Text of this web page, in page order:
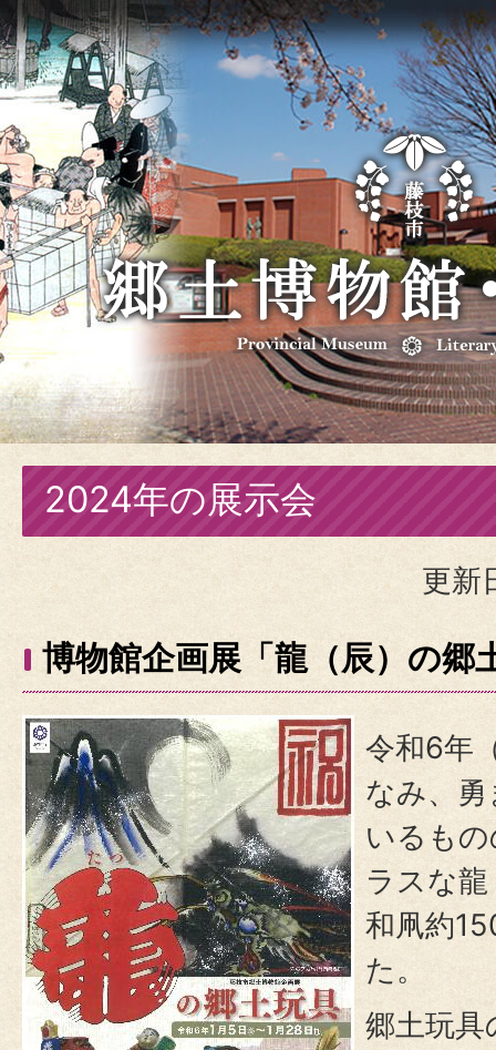
2024年の展示会
更新
博物館企画展「龍（辰）の郷
令和6年
なみ、
いるも
ラスな
和凧約
た。
郷土玩具